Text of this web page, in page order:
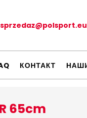
sprzedaz@polsport.eu
КОНТАКТ
65cm